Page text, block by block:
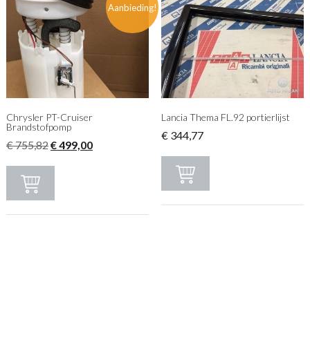
Aanbieding!
Chrysler PT-Cruiser
Brandstofpomp
€755,82Oorspronkelijke
€499,00Huidige
Lancia Thema FL.92 portierlijst
€344,77